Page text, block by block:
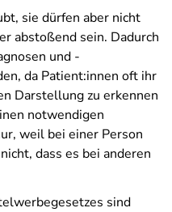
sie dürfen aber nicht
abstoßend sein. Dadurch
und -
da Patient:innen oft ihr
Darstellung zu erkennen
notwendigen
weil bei einer Person
dass es bei anderen
sind